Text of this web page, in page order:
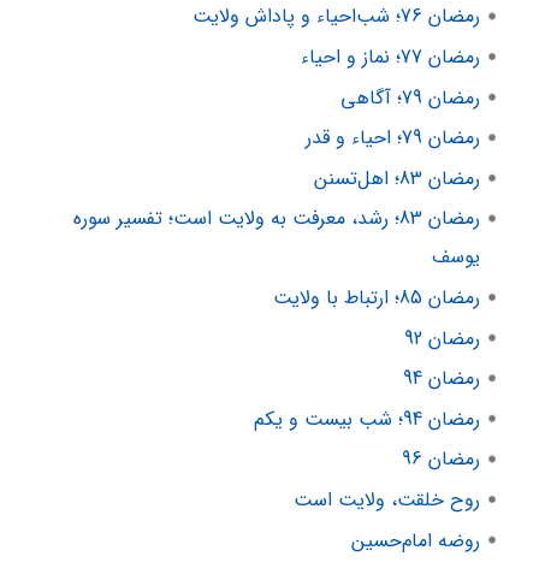
رمضان 76؛ شب‌احیاء و پاداش ولایت
رمضان 77؛ نماز و احیاء
رمضان 79؛ آگاهی
رمضان 79؛ احیاء و قدر
رمضان 83؛ اهل‌تسنن
رمضان 83؛ رشد، معرفت به ولایت است؛ تفسیر سوره
یوسف
رمضان 85؛ ارتباط با ولایت
رمضان 92
رمضان 94
رمضان 94؛ شب بیست و یکم
رمضان 96
روح خلقت، ولایت است
روضه امام‌حسین